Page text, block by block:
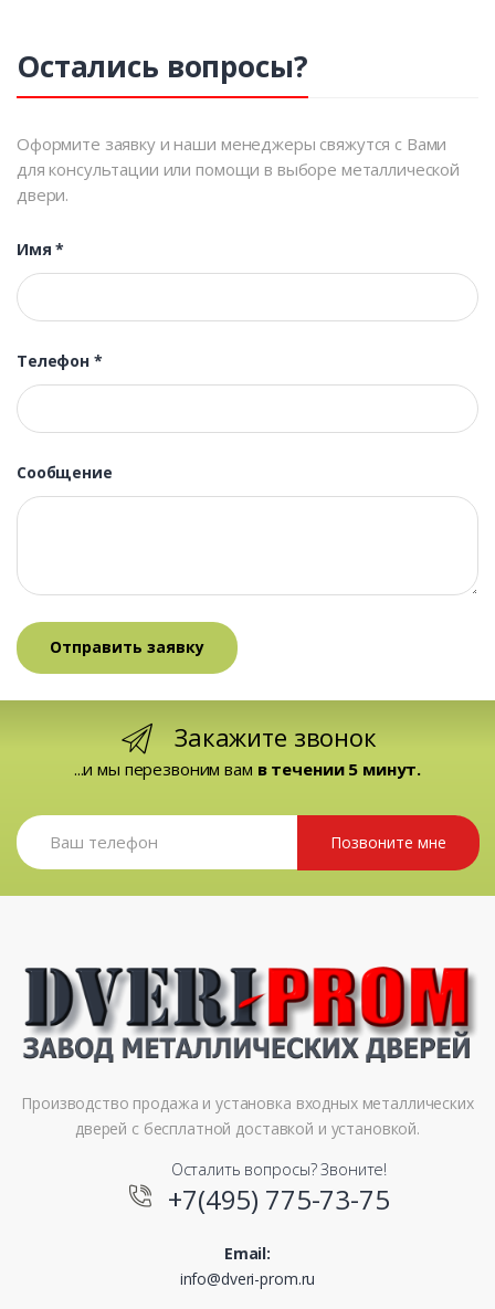
Остались вопросы?
Оформите заявку и наши менеджеры свяжутся с Вами
для консультации или помощи в выборе металлической
двери.
Имя*
Телефон *
Сообщение
Закажите звонок
...и мы перезвоним вам в течении 5 минут.
Позвоните мне
Производство продажа и установка входных металлических
дверей с бесплатной доставкой и установкой.
Осталить вопросы? Звоните!
+7(495) 775-73-75
Email:
info@dveri-prom.ru